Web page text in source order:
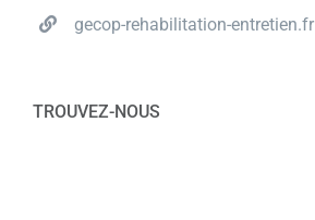
gecop-rehabilitation-entretien.fr
TROUVEZ-NOUS